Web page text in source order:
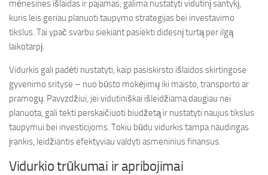
mėnesines išlaidas ir pajamas, galima nustatyti vidutinį santykį,
kuris leis geriau planuoti taupymo strategijas bei investavimo
tikslus. Tai ypač svarbu siekiant pasiekti didesnį turtą per ilgą
laikotarpį.
Vidurkis gali padėti nustatyti, kaip pasiskirsto išlaidos skirtingose
gyvenimo srityse – nuo būsto mokėjimų iki maisto, transporto ar
pramogų. Pavyzdžiui, jei vidutiniškai išleidžiama daugiau nei
planuota, gali tekti perskaičiuoti biudžetą ir nustatyti naujus tikslus
taupymui bei investicijoms. Tokiu būdu vidurkis tampa naudingas
įrankis, leidžiantis efektyviau valdyti asmeninius finansus.
Vidurkio trūkumai ir apribojimai